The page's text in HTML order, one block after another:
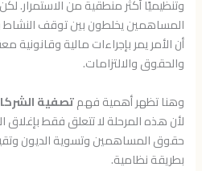
وتنظيميًا أكثر منطقية من الاستمرار.
المساهمين يخلطون بين توقف النشاط
أن الأمر يمر بإجراءات مالية وقانونية
والحقوق والالتزامات.
وهنا تظهر أهمية فهمتصفية
لأن هذه المرحلة لا تتعلق فقط بإغلاق
حقوق المساهمين وتسوية الديون
بطريقة نظامية.